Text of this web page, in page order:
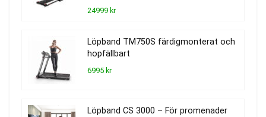
24999 kr
Löpband TM750S färdigmonterat och
hopfällbart
6995 kr
Löpband CS 3000 – För promenader